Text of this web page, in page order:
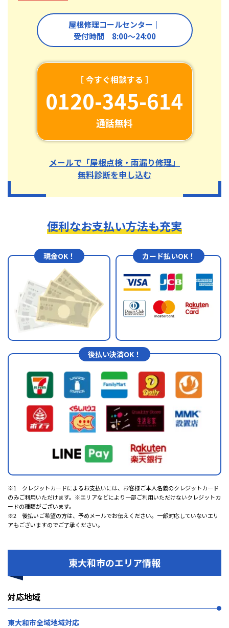
屋根修理コールセンター｜
受付時間 8:00〜24:00
［ 今すぐ相談する ］
0120-345-614
通話無料
メールで「屋根点検・雨漏り修理」
無料診断を申し込む
便利なお支払い方法も充実
現金OK！ カード払いOK！
後払い決済OK！
※1 クレジットカードによるお支払いには、お客様ご本人名義のクレジットカード
のみご利用いただけます。※エリアなどにより一部ご利用いただけないクレジットカ
ードの種類がございます。
※2 後払いご希望の方は、予めメールでお伝えください。一部対応していないエリ
アもございますのでご了承ください。
東大和市のエリア情報
対応地域
東大和市全域地域対応